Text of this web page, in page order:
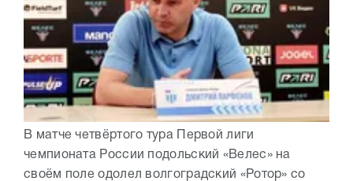
В матче четвёртого тура Первой лиги
чемпионата России подольский «Велес» на
своём поле одолел волгоградский «Ротор» со